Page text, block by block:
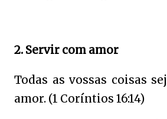
2. Servir com amor
Todas as vossas coisas
amor. (1 Coríntios 16:14)